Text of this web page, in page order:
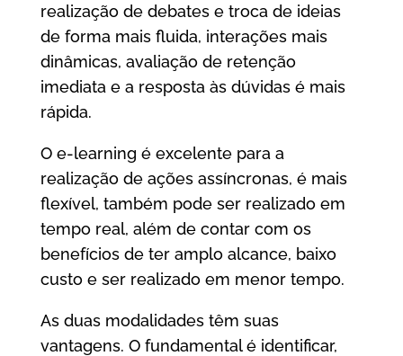
realização de debates e troca de ideias
de forma mais fluida, interações mais
dinâmicas, avaliação de retenção
imediata e a resposta às dúvidas é mais
rápida.
O e-learning é excelente para a
realização de ações assíncronas, é mais
flexível, também pode ser realizado em
tempo real, além de contar com os
benefícios de ter amplo alcance, baixo
custo e ser realizado em menor tempo.
As duas modalidades têm suas
vantagens. O fundamental é identificar,